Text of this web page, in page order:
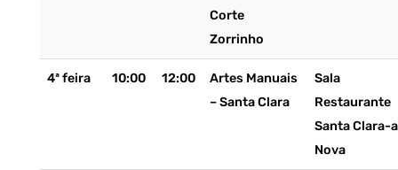
Corte
Zorrinho
4ª feira 10:00 12:00
Artes Manuais
– Santa Clara
Sala
Restaurante
Santa Clara-
Nova